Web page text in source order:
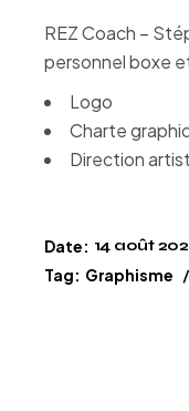
REZ Coach –
personnel boxe
Logo
Charte
Direction
Date: 14 août
Tag: Graphisme